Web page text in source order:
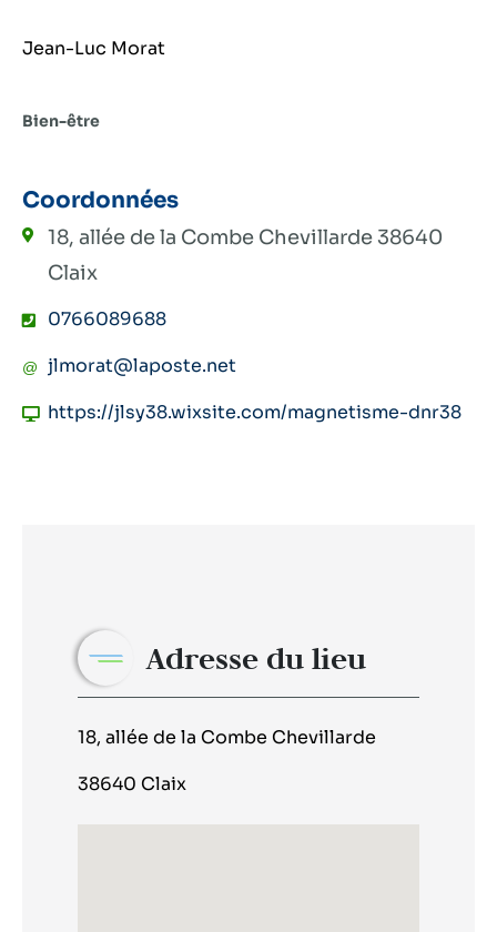
Jean-Luc Morat
Bien-être
Coordonnées
18, allée de la Combe Chevillarde38640
Claix
0766089688
jlmorat@laposte.net
https://jlsy38.wixsite.com/magnetisme-dnr38
Adresse du lieu
18, allée de la Combe Chevillarde
38640 Claix